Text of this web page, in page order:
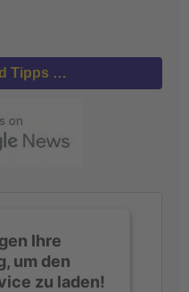
Tipps …
Ihre
um den
zu laden!